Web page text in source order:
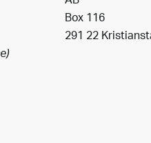
Box 116
291 22